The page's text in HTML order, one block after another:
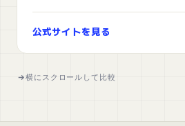
公式サイトを見る
横にスクロールして比較